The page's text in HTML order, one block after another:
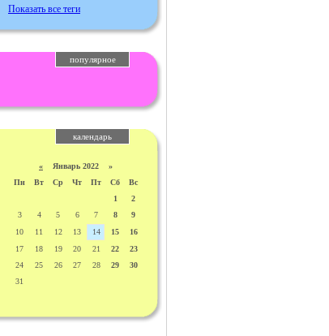
Показать все теги
популярное
календарь
« Январь 2022 »
Пн
Вт Ср Чт Пт Сб
Вс
1
2
3
4 5 6 7 8
9
10
11 12 13 14 15
16
17
18 19 20 21 22
23
24
25 26 27 28 29
30
31